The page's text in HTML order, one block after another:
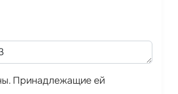
Принадлежащие ей